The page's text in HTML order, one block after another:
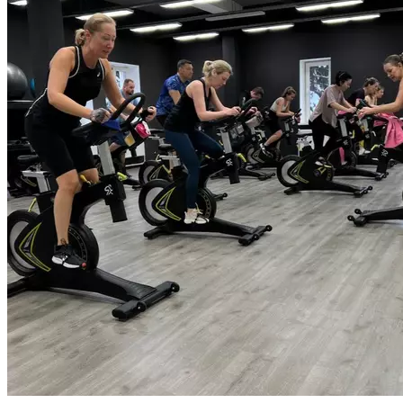
регулировать сопротивление на велотренажере под себя
и самостоятельно определять оптимальную нагрузку
на организм. На первую сайкл- тренировку необходимо
прибыть в зал за 20-25 минут до ее начала для проведения
первичного инструктажа по технике педалирования
и правилам безопасности. Длительность тренировки
55 минут.